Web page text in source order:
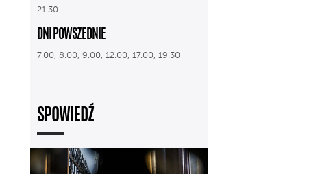
21.30
DNI POWSZEDNIE
7.00, 8.00, 9.00, 12.00, 17.00, 19.30
SPOWIEDŹ